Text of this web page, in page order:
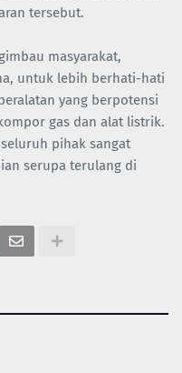
tersebut.
masyarakat,
untuk lebih berhati-hati
yang berpotensi
gas dan alat listrik.
pihak sangat
serupa terulang di